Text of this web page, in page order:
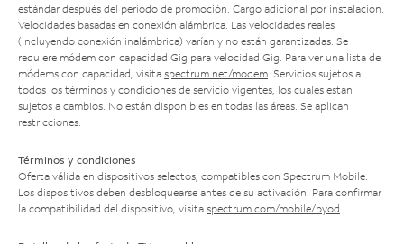
estándar después del período de promoción. Cargo adicional por instalación.
Velocidades basadas en conexión alámbrica. Las velocidades reales
(incluyendo conexión inalámbrica) varían y no están garantizadas. Se
requiere módem con capacidad Gig para velocidad Gig. Para ver una lista de
módems con capacidad, visita spectrum.net/modem . Servicios sujetos a
todos los términos y condiciones de servicio vigentes, los cuales están
sujetos a cambios. No están disponibles en todas las áreas. Se aplican
restricciones.
Términos y condiciones
Oferta válida en dispositivos selectos, compatibles con Spectrum Mobile.
Los dispositivos deben desbloquearse antes de su activación. Para confirmar
la compatibilidad del dispositivo, visita spectrum.com/mobile/byod